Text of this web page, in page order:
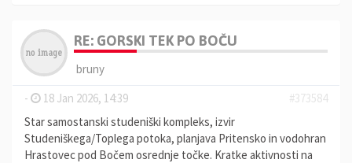
RE: GORSKI TEK PO BOČU
bruny
-
18 Jan 2026, 14:39
#373584
Star samostanski studeniški kompleks, izvir
Studeniškega/Toplega potoka, planjava Pritensko in vodohran
Hrastovec pod Bočem osrednje točke. Kratke aktivnosti na